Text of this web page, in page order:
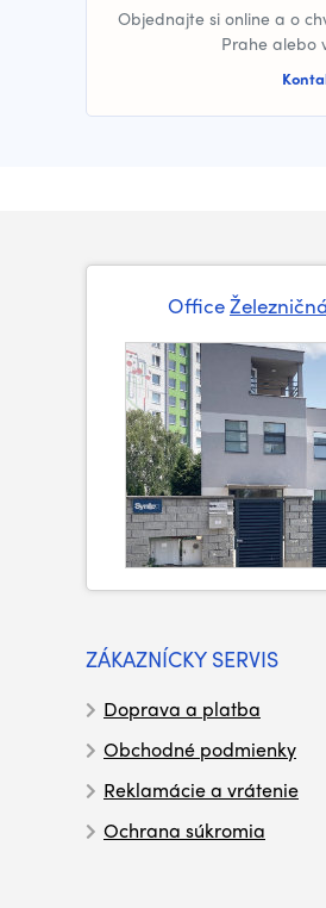
Objednajte si online a o
Prahe alebo
Office
ZÁKAZNÍCKY SERVIS
Doprava a platba
Obchodné podmienky
Reklamácie a vrátenie
Ochrana súkromia